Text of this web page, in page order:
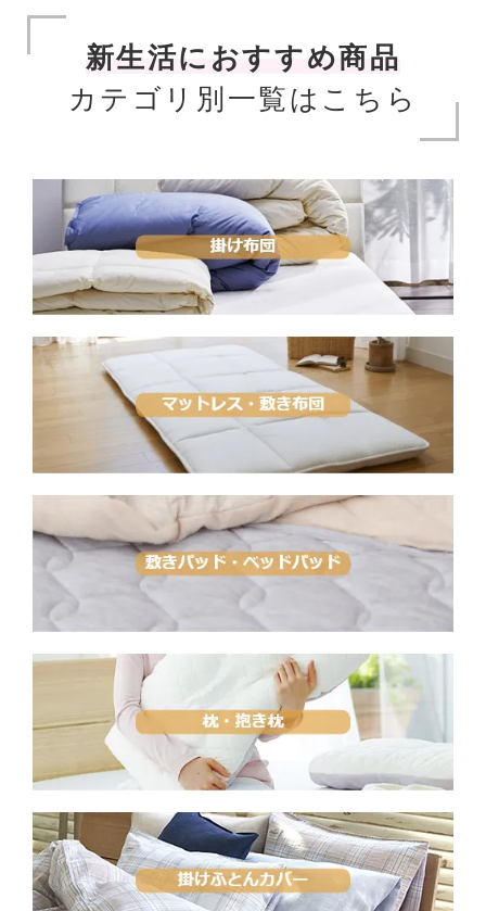
新生活におすすめ商品
カテゴリ別一覧はこちら